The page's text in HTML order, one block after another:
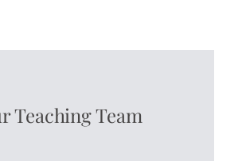
Teaching Team